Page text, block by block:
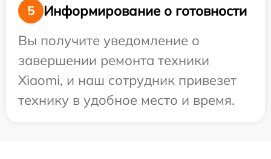
5
Информирование о готовности
Вы получите уведомление о
завершении ремонта техники
Xiaomi, и наш сотрудник привезет
технику в удобное место и время.